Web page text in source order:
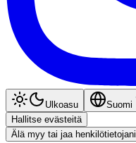
Ulkoasu
Suomi
Hallitse evästeitä
Älä myy tai jaa henkilötietojani